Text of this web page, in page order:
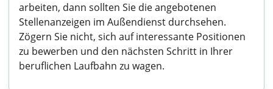
arbeiten, dann sollten Sie die angebotenen
Stellenanzeigen im Außendienst durchsehen.
Zögern Sie nicht, sich auf interessante Positionen
zu bewerben und den nächsten Schritt in Ihrer
beruflichen Laufbahn zu wagen.